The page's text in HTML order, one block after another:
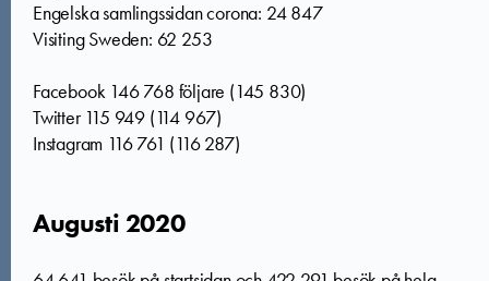
Engelska samlingssidan corona: 24 847
Visiting Sweden: 62 253
Facebook 146 768 följare (145 830)
Twitter 115 949 (114 967)
Instagram 116 761 (116 287)
Augusti 2020